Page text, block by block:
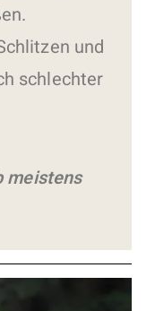
und
schlechter
meistens